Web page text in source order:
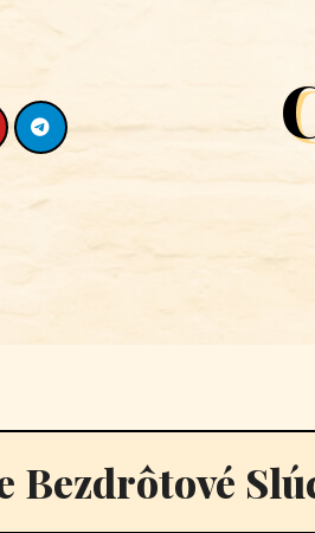
Bezdrôtové